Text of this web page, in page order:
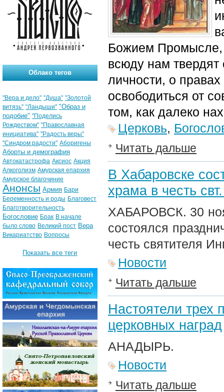
Божием Промысле,
всюду нам твердят
личности, о
освободиться от
том, как далеко
Церковь,
Читать дальше
В Хабаровске
храма в честь
ХАБАРОВСК. 30
состоялся
честь святителя
Новости
Читать дальше
Настоятели трех
церковных наград
АНАДЫРЬ.
Новости
Читать дальше
Облако тегов
"Вера и дело" "Душа" "Золотой
витязь" "Ландыши" "Образ и
подобие" "Поделись
Рождеством" "Православная
инициатива" "Радость веры"
"Синдром радости" Аборигены
Аборты и демография
Автокатастрофа Аксиос Акция
Алкоголизм Амурская епархия
Амурское благочиние
Анонсы Армия Бари
Беременность и роды Благовест
Благотворительность
Богословие Брак В начале
было слово Великий пост Вера
Викариатство Вопросы
Показать все теги